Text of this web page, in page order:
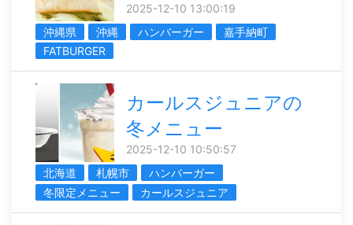
2025-12-10 13:00:19
沖縄県
沖縄 ハンバーガー
嘉手納町
FATBURGER
カールスジュニアの
冬メニュー
2025-12-10 10:50:57
北海道
札幌市
ハンバーガー
冬限定メニュー
カールスジュニア